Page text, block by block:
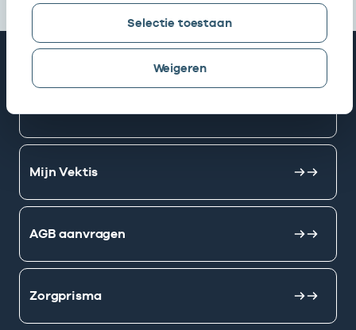
Selectie toestaan
Weigeren
Snel naar
AGB zoeken
Mijn Vektis
AGB aanvragen
Zorgprisma